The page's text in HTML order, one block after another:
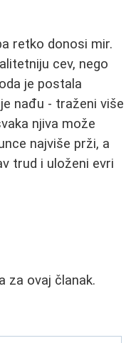
retko donosi mir.
cev, nego
je postala
nađu - traženi više
njiva može
najviše prži, a
trud i uloženi evri
za ovaj članak.